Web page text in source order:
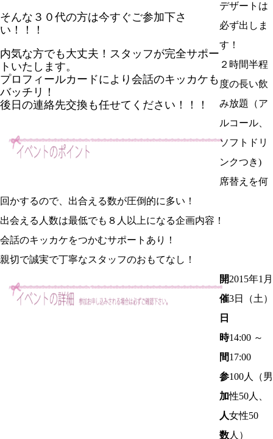
そんな３０代の方は今すぐご参加下さ
い！！！
内気な方でも大丈夫！スタッフが完全サポー
トいたします。
プロフィールカードにより会話のキッカケも
バッチリ！
後日の連絡先交換も任せてください！！！
デザートは
必ず出しま
す！
２時間半程
度の長い飲
み放題（ア
ルコール、
ソフトドリ
ンクつき)
席替えを何
回かするので、出合える数が圧倒的に多い！
出会える人数は最低でも８人以上になる企画内容！
会話のキッカケをつかむサポートあり！
親切で誠実で丁寧なスタッフのおもてなし！
開
催
日
2015年1月
3日
（土）
時
間
14:00 ～
17:00
参
加
人
数
100人（男
性50人、
女性50
人）